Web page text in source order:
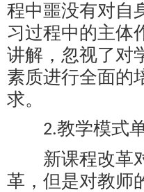
程中噩没有对自
习过程中的主体
讲解，忽视了对
素质进行全面的
求。
2.教学模式
新课程改革对
革，但是对教师